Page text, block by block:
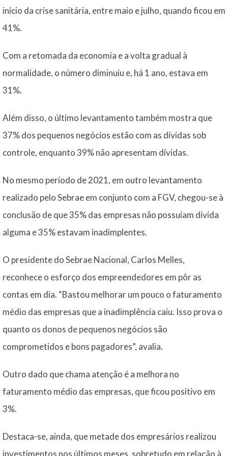
início da crise sanitária, entre maio e julho, quando ficou em
41%.
Com a retomada da economia e a volta gradual à
normalidade, o número diminuiu e, há 1 ano, estava em
31%.
Além disso, o último levantamento também mostra que
37% dos pequenos negócios estão com as dívidas sob
controle, enquanto 39% não apresentam dívidas.
No mesmo período de 2021, em outro levantamento
realizado pelo Sebrae em conjunto com a FGV, chegou-se à
conclusão de que 35% das empresas não possuíam dívida
alguma e 35% estavam inadimplentes.
O presidente do Sebrae Nacional, Carlos Melles,
reconhece o esforço dos empreendedores em pôr as
contas em dia. “Bastou melhorar um pouco o faturamento
médio das empresas que a inadimplência caiu. Isso prova o
quanto os donos de pequenos negócios são
comprometidos e bons pagadores”, avalia.
Outro dado que chama atenção é a melhora no
faturamento médio das empresas, que ficou positivo em
3%.
Destaca-se, ainda, que metade dos empresários realizou
investimentos nos últimos meses, sobretudo em relação à